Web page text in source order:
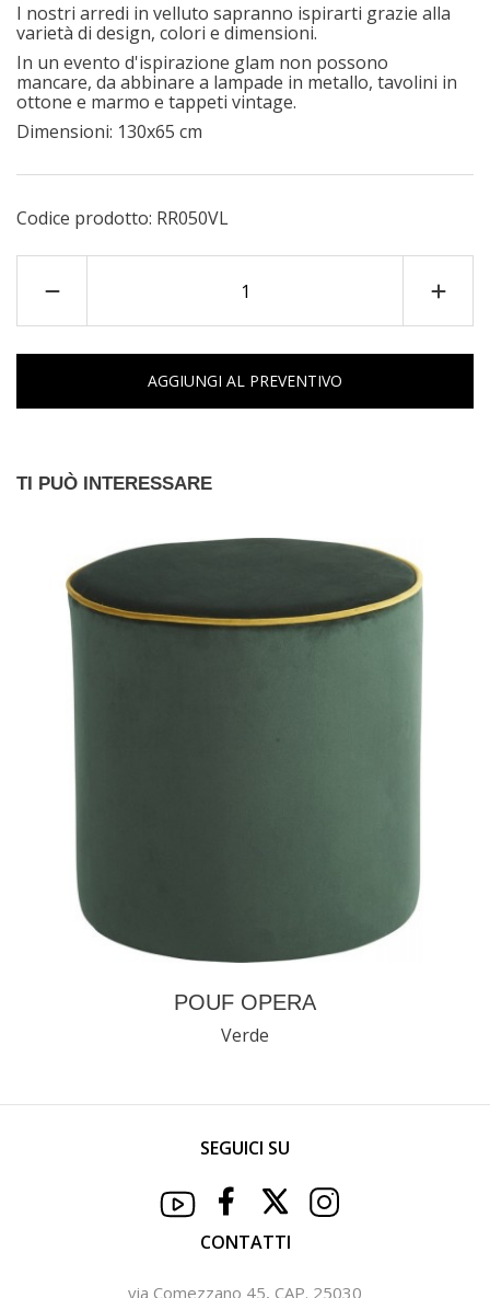
I nostri arredi in velluto sapranno ispirarti grazie alla
varietà di design, colori e dimensioni.
In un evento d'ispirazione glam non possono
mancare, da abbinare a lampade in metallo, tavolini in
ottone e marmo e tappeti vintage.
Dimensioni: 130x65 cm
Codice prodotto: RR050VL
AGGIUNGI AL PREVENTIVO
TI PUÒ INTERESSARE
POUF OPERA
Verde
SEGUICI SU
CONTATTI
via Comezzano 45, CAP. 25030